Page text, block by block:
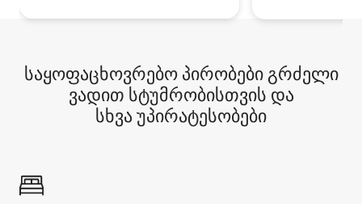
საყოფაცხოვრებო პირობები გრძელი
ვადით სტუმრობისთვის და
სხვა უპირატესობები